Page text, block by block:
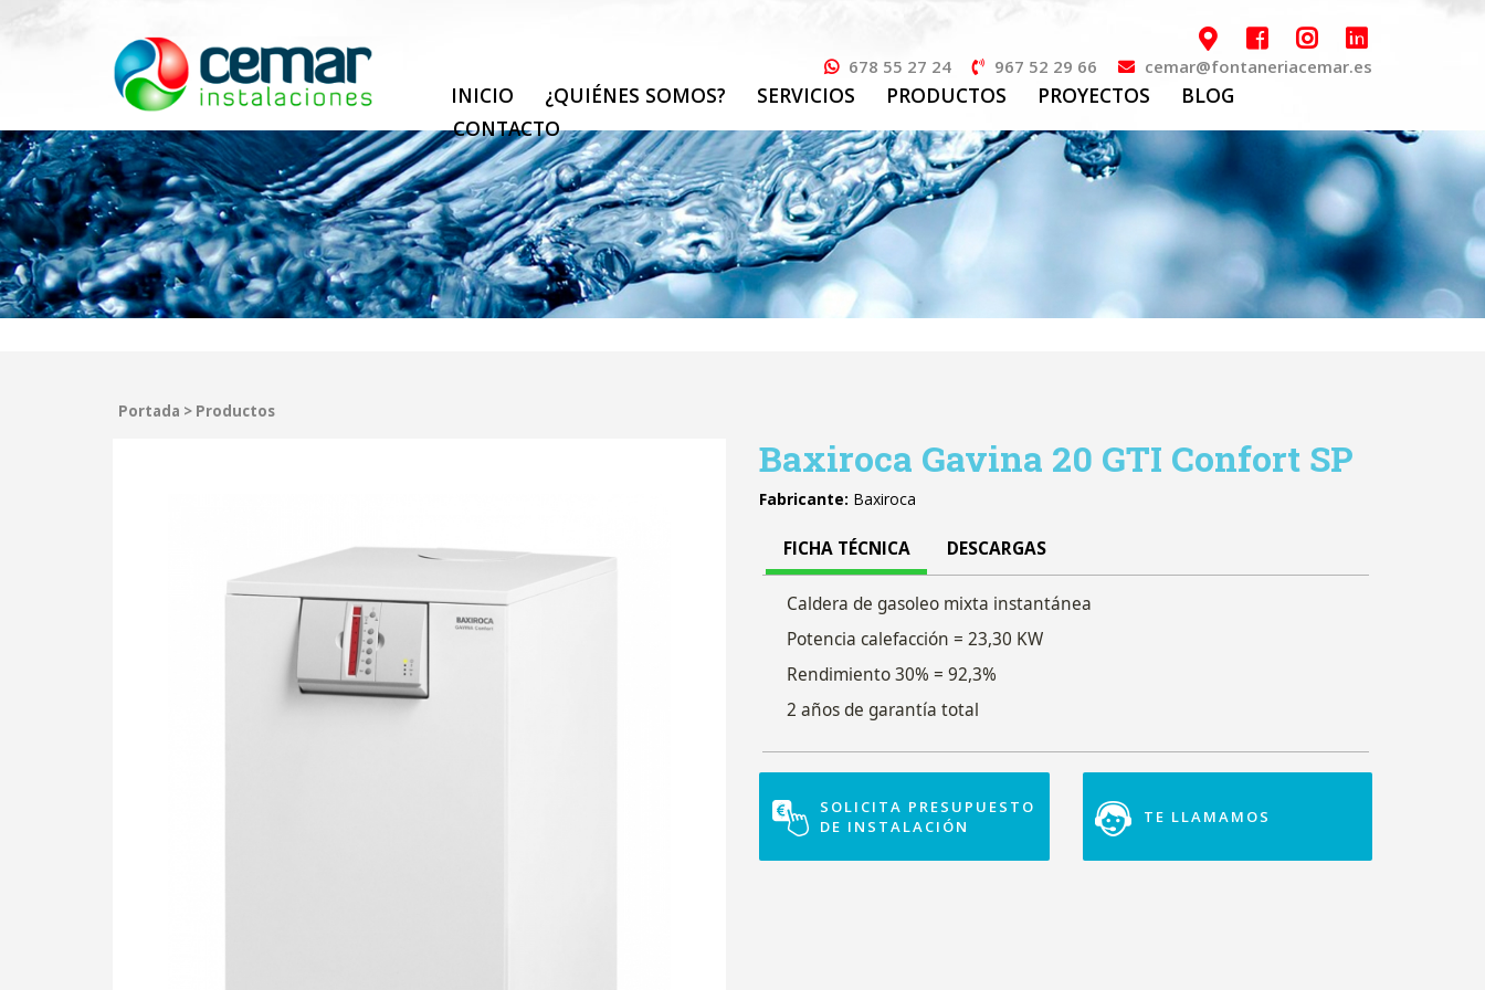
678 55 27 24 967 52 29 66 cemar@fontaneriacemar.es
INICIO ¿QUIÉNES SOMOS? SERVICIOS PRODUCTOS PROYECTOS
BLOG
CONTACTO
Portada > Productos
Baxiroca Gavina 20 GTI Confort SP
Fabricante: Baxiroca
FICHA TÉCNICA DESCARGAS
Caldera de gasoleo mixta instantánea
Potencia calefacción = 23,30 KW
Rendimiento 30% = 92,3%
2 años de garantía total
SOLICITA PRESUPUESTO
DE INSTALACIÓN
TE LLAMAMOS